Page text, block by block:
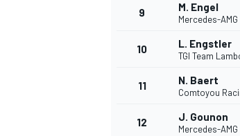
9 M. Engel
Mercedes-
10 L. Engstler
TGI Team
11 N. Baert
Comtoyou
12 J. Gounon
Mercedes-